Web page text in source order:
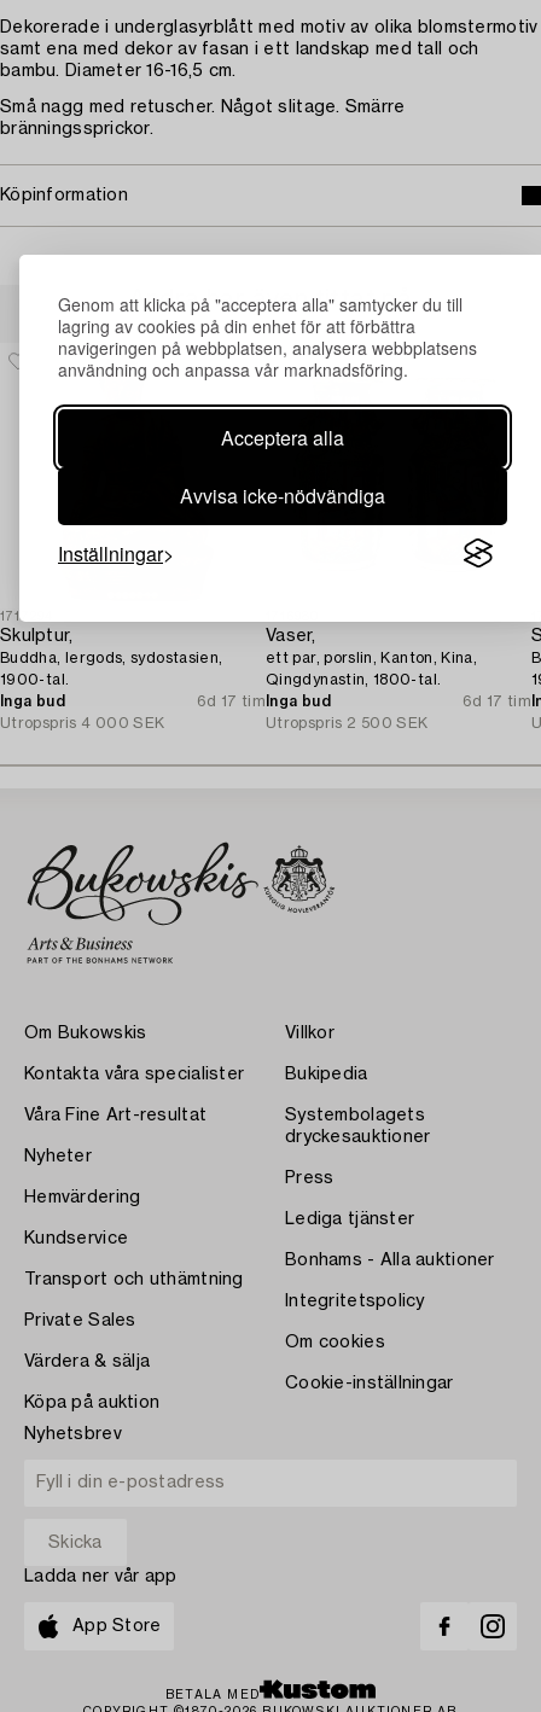
Genom att klicka på "acceptera alla" samtycker du till
lagring av cookies på din enhet för att förbättra
navigeringen på webbplatsen, analysera webbplatsens
användning och anpassa vår marknadsföring.
Acceptera alla
Avvisa icke-nödvändiga
Inställningar
Dekorerade i underglasyrblått med motiv av olika blomstermotiv
samt ena med dekor av fasan i ett landskap med tall och
bambu. Diameter 16-16,5 cm.
Små nagg med retuscher. Något slitage. Smärre
bränningssprickor.
Köpinformation
Andra har även tittat på
1717294
Skulptur,
Buddha, lergods, sydostasien,
1900-tal.
Inga bud
6d 17 tim
Utropspris 4 000 SEK
Vaser,
ett par, porslin, Kanton, Kina,
Qingdynastin, 1800-tal.
Inga bud
6d 17 tim
Utropspris 2 500 SEK
Om Bukowskis
Kontakta våra specialister
Våra Fine Art-resultat
Nyheter
Hemvärdering
Kundservice
Transport och uthämtning
Private Sales
Värdera & sälja
Köpa på auktion
Villkor
Bukipedia
Systembolagets
dryckesauktioner
Press
Lediga tjänster
Bonhams - Alla auktioner
Integritetspolicy
Om cookies
Cookie-inställningar
Nyhetsbrev
Ladda ner vår app
App Store
BETALA MED